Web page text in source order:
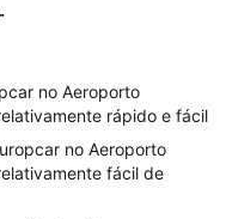
no Aeroporto
rápido e fácil
no Aeroporto
fácil de